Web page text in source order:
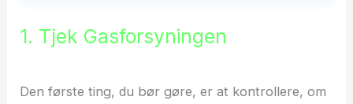
1. Tjek Gasforsyningen
Den første ting, du bør gøre, er at kontrollere, om